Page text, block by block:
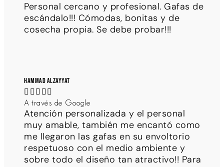
Personal cercano y profesional. Gafas de
escándalo!!! Cómodas, bonitas y de
cosecha propia. Se debe probar!!!
Hammad Alzayyat
    
A través de Google
Atención personalizada y el personal
muy amable, también me encantó como
me llegaron las gafas en su envoltorio
respetuoso con el medio ambiente y
sobre todo el diseño tan atractivo!! Para